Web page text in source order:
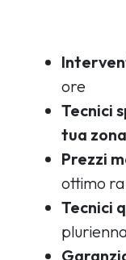
ore
Tecnici
tua zona
Prezzi
ottimo
Tecnici